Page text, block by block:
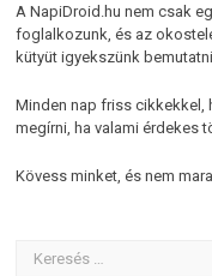
A NapiDroid.hu nem csak
foglalkozunk, és az
kütyüt igyekszünk bemutatni.
Minden nap friss cikkekkel,
megírni, ha valami érdekes
Kövess minket, és nem